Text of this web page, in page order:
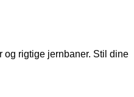
og rigtige jernbaner. Stil dine